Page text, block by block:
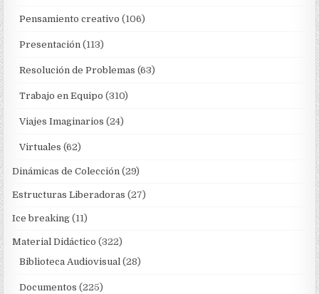
Pensamiento creativo (106)
Presentación (113)
Resolución de Problemas (63)
Trabajo en Equipo (310)
Viajes Imaginarios (24)
Virtuales (62)
Dinámicas de Colección (29)
Estructuras Liberadoras (27)
Ice breaking (11)
Material Didáctico (322)
Biblioteca Audiovisual (28)
Documentos (225)